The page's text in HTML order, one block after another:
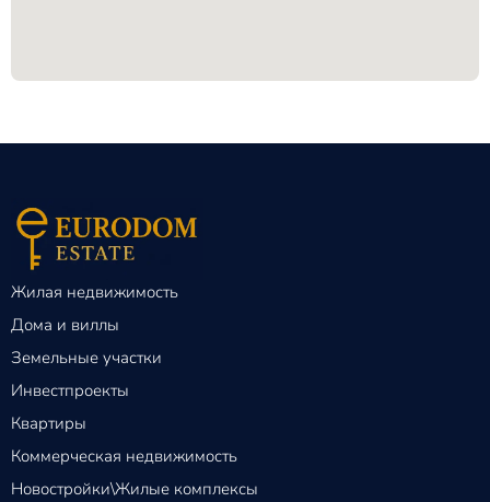
Жилая недвижимость
Дома и виллы
Земельные участки
Инвестпроекты
Квартиры
Коммерческая недвижимость
Новостройки\Жилые комплексы